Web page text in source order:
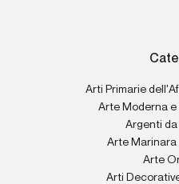
Arti Primarie
Arte Moderna
Argenti
Arte Marinara
Arte
Arti